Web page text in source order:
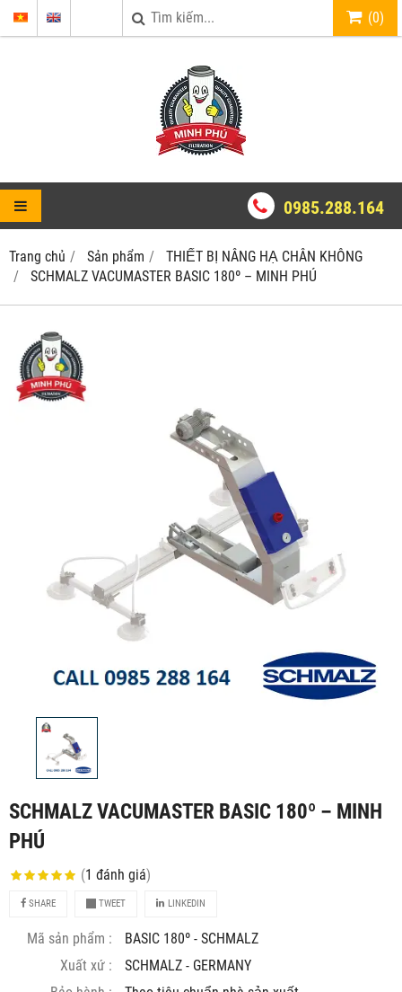
(0)
0985.288.164
Trang chủ Sản phẩm
THIẾT BỊ NÂNG HẠ CHÂN KHÔNG
SCHMALZ VACUMASTER BASIC 180º – MINH PHÚ
SCHMALZ VACUMASTER BASIC 180º – MINH
PHÚ
(1 đánh giá)
SHARE TWEET LINKEDIN
Mã sản phẩm :
BASIC 180º - SCHMALZ
Xuất xứ :
SCHMALZ - GERMANY